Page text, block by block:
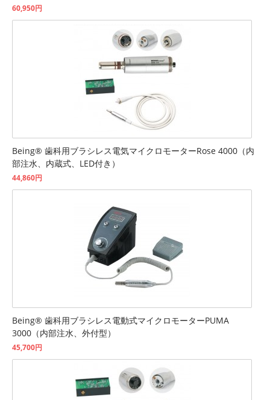
60,950円
Being® 歯科用ブラシレス電気マイクロモーターRose 4000（内
部注水、内蔵式、LED付き）
44,860円
Being® 歯科用ブラシレス電動式マイクロモーターPUMA
3000（内部注水、外付型）
45,700円